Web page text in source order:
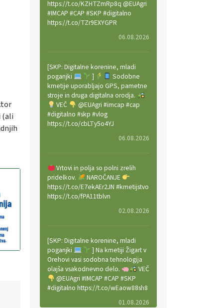
(ali
https://t.co/KZHTZmRp8q @EUAgri
#IMCAP #CAP #SKP #digitalno
https://t.co/TZr9EXYGPR
06.08.2026
[SKP: Digitalne korenine, mladi
poganjki
]
Sodobne
kmetije uporabljajo GPS, pametne
stroje in druga digitalna orodja.
VEČ
@EUAgri #imcap #cap
#digitalno #skp #vlog
https://t.co/cbLTy5o4YJ
06.08.2026
Vrtovi in polja so polni zrelih
pridelkov.
NAROČANJE
https://t.co/E7ekAEr2JN #kmetijstvo
https://t.co/fPA11tblvn
02.08.2026
[SKP: Digitalne korenine, mladi
poganjki
] Na kmetiji Žigart v
Orehovi vasi sodobna tehnologija
olajša vsakodnevno delo.
VEČ
@EUAgri #IMCAP #CAP #SKP
#digitalno https://t.co/wEaow88sh8
01.08.2026